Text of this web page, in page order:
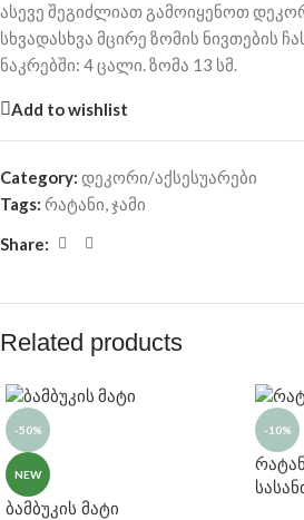
ასევე შეგიძლიათ გამოიყენოთ
სხვადასხვა მცირე ზომის ნივთების
ნაკრებში: 4 ცალი. ზომა 13 სმ.
Add to wishlist
Category: დეკორი/აქსესუარები
Tags: რატანი,ჯამი
Share:
Related products
-50%
NEW
ბამბუკის მატი
-10%